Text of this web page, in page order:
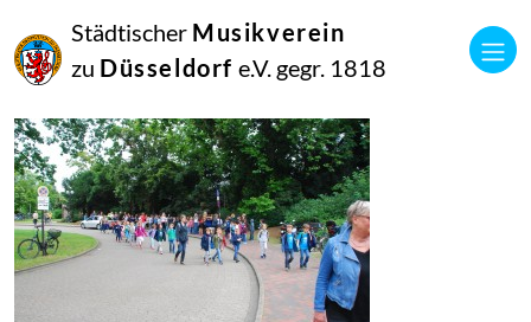
Städtischer Musikverein
zu Düsseldorf e.V. gegr. 1818
Juli
2016
Netkotec